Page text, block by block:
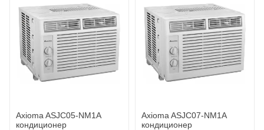
Axioma ASJC05-NM1A
кондиционер
Axioma ASJC07-NM1A
кондиционер